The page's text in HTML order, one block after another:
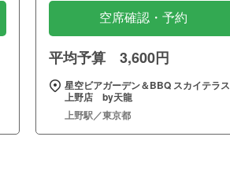
空席確認・予約
平均予算 3,600円
星空ビアガーデン＆BBQ スカイテラス
上野店 by天龍
上野駅／東京都